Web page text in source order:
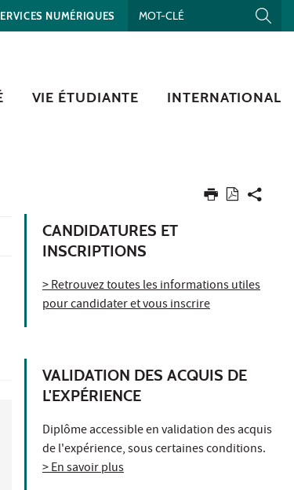
NUMÉRIQUES
VIE ÉTUDIANTE INTERNATIONAL
CANDIDATURES ET
INSCRIPTIONS
> Retrouvez toutes les informations utiles
pour candidater et vous inscrire
VALIDATION DES ACQUIS DE
L'EXPÉRIENCE
Diplôme accessible en validation des acquis
de l'expérience, sous certaines conditions.
> En savoir plus